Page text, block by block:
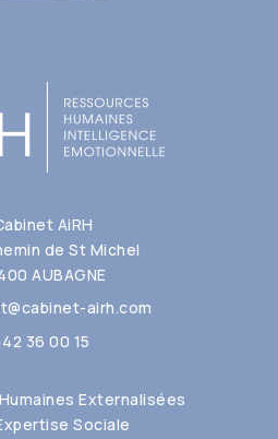
AiRH
de St Michel
AUBAGNE
airh.com
36 00 15
Externalisées
Sociale